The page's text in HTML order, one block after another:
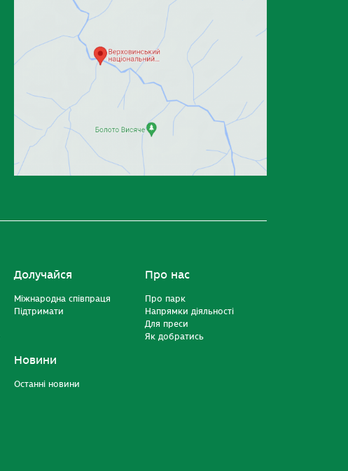
Долучайся
Міжнародна співпраця
Підтримати
Новини
Останні новини
Про нас
Про парк
Напрямки діяльності
Для преси
Як добратись